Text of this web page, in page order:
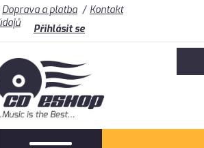
Doprava a platba
Kontakt
Přihlásit se